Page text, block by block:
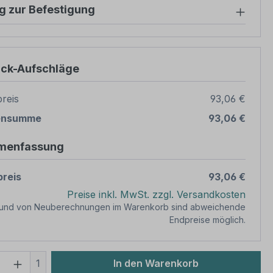
zur Befestigung
Aufschläge
93,06 €
93,06 €
93,06 €
Preise inkl. MwSt. zzgl. Versandkosten
von Neuberechnungen im Warenkorb sind abweichende
Endpreise möglich.
Gib den gewünschten Wert
1 In den Warenkorb